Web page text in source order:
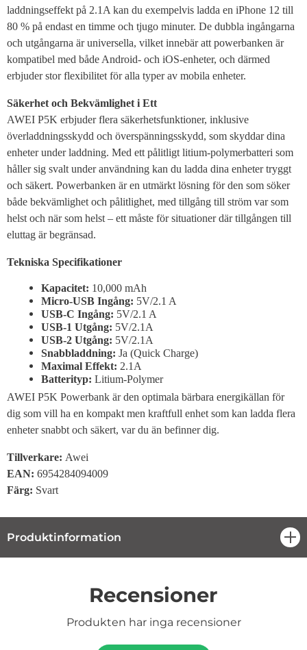
laddningseffekt på 2.1A kan du exempelvis ladda en iPhone 12 till
80 % på endast en timme och tjugo minuter. De dubbla ingångarna
och utgångarna är universella, vilket innebär att powerbanken är
kompatibel med både Android- och iOS-enheter, och därmed
erbjuder stor flexibilitet för alla typer av mobila enheter.
Säkerhet och Bekvämlighet i Ett
AWEI P5K erbjuder flera säkerhetsfunktioner, inklusive
överladdningsskydd och överspänningsskydd, som skyddar dina
enheter under laddning. Med ett pålitligt litium-polymerbatteri som
håller sig svalt under användning kan du ladda dina enheter tryggt
och säkert. Powerbanken är en utmärkt lösning för den som söker
både bekvämlighet och pålitlighet, med tillgång till ström var som
helst och när som helst – ett måste för situationer där tillgången till
eluttag är begränsad.
Tekniska Specifikationer
Kapacitet: 10,000 mAh
Micro-USB Ingång: 5V/2.1 A
USB-C Ingång: 5V/2.1 A
USB-1 Utgång: 5V/2.1A
USB-2 Utgång: 5V/2.1A
Snabbladdning: Ja (Quick Charge)
Maximal Effekt: 2.1A
Batterityp: Litium-Polymer
AWEI P5K Powerbank är den optimala bärbara energikällan för
dig som vill ha en kompakt men kraftfull enhet som kan ladda flera
enheter snabbt och säkert, var du än befinner dig.
Tillverkare: Awei
EAN: 6954284094009
Färg: Svart
Produktinformation
Recensioner
Produkten har inga recensioner